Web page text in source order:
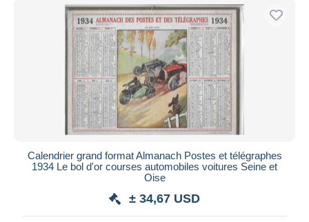
Calendrier grand format Almanach Postes et télégraphes
1934 Le bol d'or courses automobiles voitures Seine et
Oise
± 34,67 USD